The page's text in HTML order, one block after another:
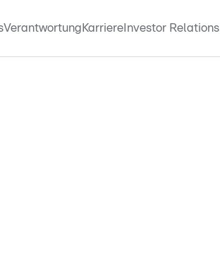
Verantwortung Karriere Investor Relations